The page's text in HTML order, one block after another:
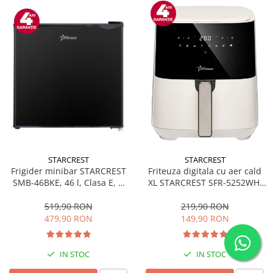
STARCREST
Frigider minibar STARCREST
SMB-46BKE, 46 l, Clasa E, H
519,90 RON
479,90 RON
IN STOC
STARCREST
Friteuza digitala cu aer cald
XL STARCREST SFR-5252WH,
200 °C, 8 programe
predefinite, Alb
219,90 RON
149,90 RON
IN STOC